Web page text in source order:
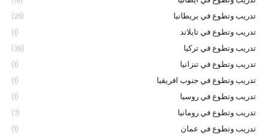
تدريب وتطوع في بريطانيا (25)
تدريب وتطوع في تايلاند (1)
تدريب وتطوع في تركيا (39)
تدريب وتطوع في تنزانيا (1)
تدريب وتطوع في جنوب افريقيا (1)
تدريب وتطوع في روسيا (1)
تدريب وتطوع في رومانيا (7)
تدريب وتطوع في عمان (1)